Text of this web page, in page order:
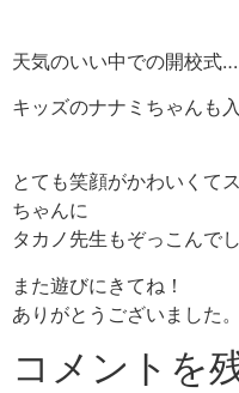
天気のいい中での開校式
キッズのナナミちゃんも入
とても笑顔がかわいくて
ちゃんに
タカノ先生もぞっこんでし
また遊びにきてね！
ありがとうございました。
コメントを